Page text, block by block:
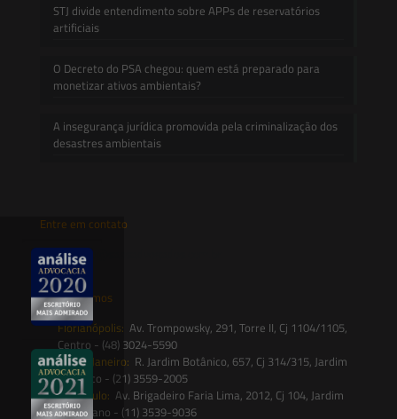
STJ divide entendimento sobre APPs de reservatórios
artificiais
O Decreto do PSA chegou: quem está preparado para
monetizar ativos ambientais?
A insegurança jurídica promovida pela criminalização dos
desastres ambientais
Entre em contato
contato@saesadvogados.com.br
Onde estamos
Florianópolis: Av. Trompowsky, 291, Torre II, Cj 1104/1105,
Centro - (48) 3024-5590
Rio de Janeiro: R. Jardim Botânico, 657, Cj 314/315, Jardim
Botânico - (21) 3559-2005
São Paulo: Av. Brigadeiro Faria Lima, 2012, Cj 104, Jardim
Paulistano - (11) 3539-9036